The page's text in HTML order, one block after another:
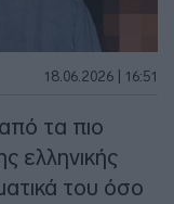
18.06.2026 | 16:51
τα πιο
ελληνικής
του όσο